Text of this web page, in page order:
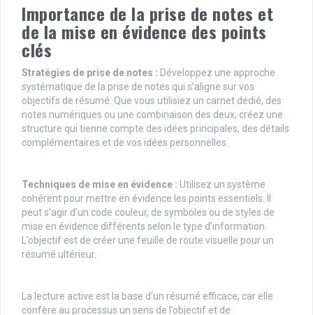
Importance de la prise de notes et
de la mise en évidence des points
clés
Stratégies de prise de notes : Développez une approche
systématique de la prise de notes qui s’aligne sur vos
objectifs de résumé. Que vous utilisiez un carnet dédié, des
notes numériques ou une combinaison des deux, créez une
structure qui tienne compte des idées principales, des détails
complémentaires et de vos idées personnelles.
Techniques de mise en évidence : Utilisez un système
cohérent pour mettre en évidence les points essentiels. Il
peut s’agir d’un code couleur, de symboles ou de styles de
mise en évidence différents selon le type d’information.
L’objectif est de créer une feuille de route visuelle pour un
résumé ultérieur.
La lecture active est la base d’un résumé efficace, car elle
confère au processus un sens de l’objectif et de